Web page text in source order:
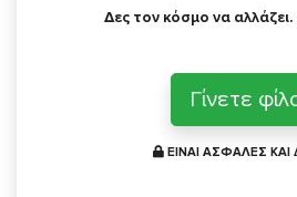
Δες τον κόσμο να αλλάζει.
Γίνετε
ΕΙΝΑΙ ΑΣΦΑΛΕΣ ΚΑΙ